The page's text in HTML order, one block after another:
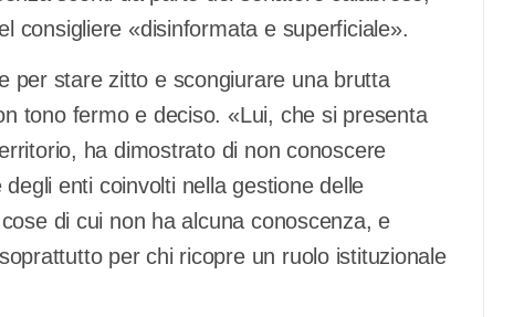
consigliere «disinformata e superficiale».
per stare zitto e scongiurare una brutta
tono fermo e deciso. «Lui, che si presenta
ha dimostrato di non conoscere
enti coinvolti nella gestione delle
di cui non ha alcuna conoscenza, e
per chi ricopre un ruolo istituzionale